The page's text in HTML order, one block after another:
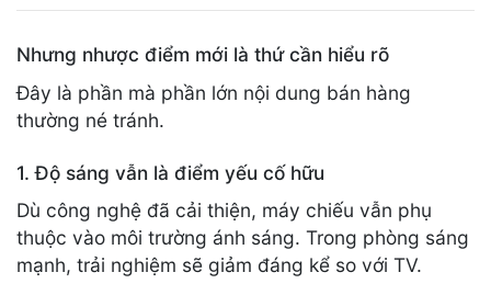
Nhưng nhược điểm mới là thứ cần hiểu rõ
Đây là phần mà phần lớn nội dung bán hàng
thường né tránh.
1. Độ sáng vẫn là điểm yếu cố hữu
Dù công nghệ đã cải thiện, máy chiếu vẫn phụ
thuộc vào môi trường ánh sáng. Trong phòng sáng
mạnh, trải nghiệm sẽ giảm đáng kể so với TV.